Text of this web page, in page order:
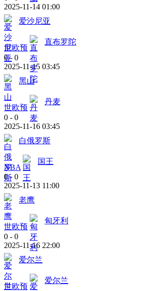
2025-11-14 01:00
爱沙尼亚
世欧预
直布罗陀
0 - 0
2025-11-15 03:45
黑山
世欧预
丹麦
0 - 0
2025-11-16 03:45
白俄罗斯
NBA
国王
0 - 0
2025-11-13 11:00
老鹰
世欧预
匈牙利
0 - 0
2025-11-16 22:00
爱尔兰
世欧预
爱尔兰